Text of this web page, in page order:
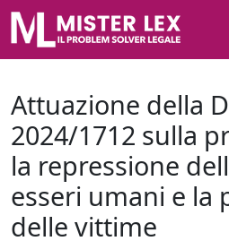
Attuazione della
2024/1712 sulla
la repressione
esseri umani e la
delle vittime